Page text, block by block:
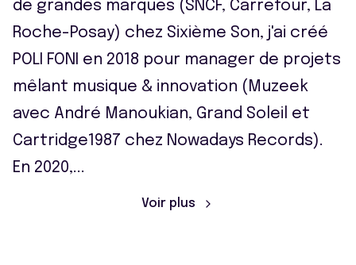
de grandes marques (SNCF, Carrefour, La
Roche-Posay) chez Sixième Son, j'ai créé
POLI FONI en 2018 pour manager de projets
mêlant musique & innovation (Muzeek
avec André Manoukian, Grand Soleil et
Cartridge1987 chez Nowadays Records).
En 2020,...
Voir plus